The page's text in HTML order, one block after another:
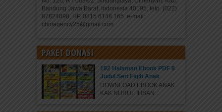
Bandung Jawa Barat, Indonesia 40195, telp. (022)
87824898, HP. 0815 6148 165. e-mail:
cbmagency25@gmail.com
PAKET DONASI
192 Halaman Ebook PDF 8
Judul Seri Fiqih Anak
DOWNLOAD EBOOK ANAK
KAK NURUL IHSAN...